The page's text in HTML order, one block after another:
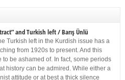
and Turkish left / Barış Ünlü
Turkish left in the Kurdish issue has a
from 1920s to present. And this
to be ashamed of. In fact, some periods
history can be admired. While either a
attitude or at best a thick silence